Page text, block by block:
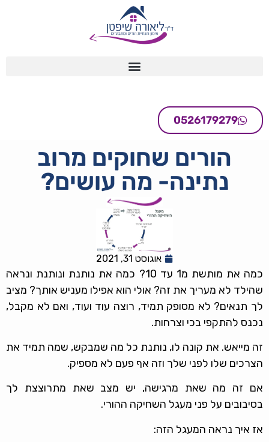
0526179279
הורים שחוקים מרוב
נתינה- מה עושים?
אוגוסט 31, 2021
כמה את מותשת מ1 עד 10? כמה את נותנת ונותנת ונראה
שהילד לא מעריך את זה? אולי הוא אפילו מעניש אותך? מציב
לך תנאים? לא מסופק תמיד, רוצה עוד ועוד, ואם לא מקבל,
נכנס להתקפי בכי וצרחות.
זה מייאש. את קונה לו, נותנת כל מה שמבקש, שמה תמיד את
הצרכים שלו לפני שלך וזה אף פעם לא מספיק.
אם זה מה שאת מרגישה, יש מצב שאת מתרוצצת לך
בסיבובים על פני מעגל השחיקה ההורי.
אז איך נראה המעגל הזה: